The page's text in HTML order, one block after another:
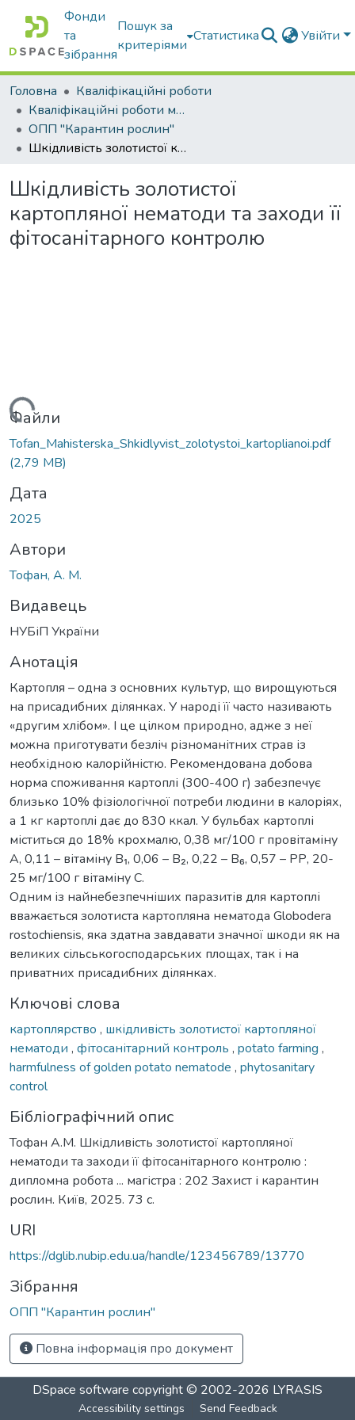
Фонди
та
зібрання
Пошук за
критеріями
Статистика Увійти
Головна
Кваліфікаційні роботи
Кваліфікаційні роботи магістрів
ОПП "Карантин рослин"
Шкідливість золотистої картопляної нематоди та заходи її фітосанітарного контролю
Шкідливість золотистої
картопляної нематоди та заходи її
фітосанітарного контролю
Файли
Tofan_Mahisterska_Shkidlyvist_zolotystoi_kartoplianoi.pdf
(2,79 MB)
Дата
2025
Автори
Тофан, А. М.
Видавець
НУБіП України
Анотація
Картопля – одна з основних культур, що вирощуються
на присадибних ділянках. У народі її часто називають
«другим хлібом». І це цілком природно, адже з неї
можна приготувати безліч різноманітних страв із
необхідною калорійністю. Рекомендована добова
норма споживання картоплі (300-400 г) забезпечує
близько 10% фізіологічної потреби людини в калоріях,
а 1 кг картоплі дає до 830 ккал. У бульбах картоплі
міститься до 18% крохмалю, 0,38 мг/100 г провітаміну
А, 0,11 – вітаміну B₁, 0,06 – B₂, 0,22 – B₆, 0,57 – РР, 20-
25 мг/100 г вітаміну С.
Одним із найнебезпечніших паразитів для картоплі
вважається золотиста картопляна нематода Globodera
rostochiensis, яка здатна завдавати значної шкоди як на
великих сільськогосподарських площах, так і на
приватних присадибних ділянках.
Ключові слова
картоплярство , шкідливість золотистої картопляної
нематоди , фітосанітарний контроль , potato farming ,
harmfulness of golden potato nematode , phytosanitary
control
Бібліографічний опис
Тофан А.М. Шкідливість золотистої картопляної
нематоди та заходи її фітосанітарного контролю :
дипломна робота ... магістра : 202 Захист і карантин
рослин. Київ, 2025. 73 с.
URI
https://dglib.nubip.edu.ua/handle/123456789/13770
Зібрання
ОПП "Карантин рослин"
Повна інформація про документ
DSpace software copyright © 2002-2026 LYRASIS
Accessibility settings Send Feedback